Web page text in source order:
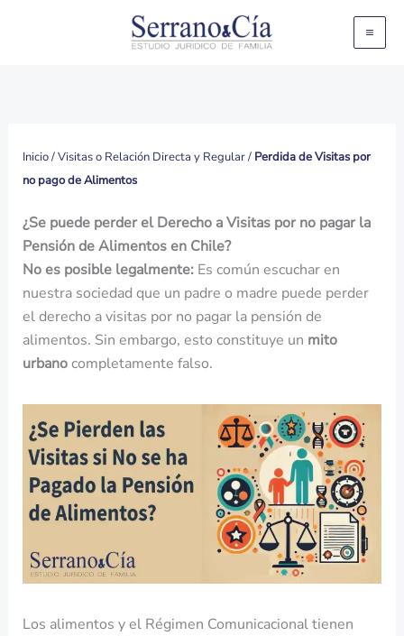
Inicio/Visitas o Relación Directa y Regular/ Perdida de Visitas por
no pago de Alimentos
¿Se puede perder el Derecho a Visitas por no pagar la
Pensión de Alimentos en Chile?
No es posible legalmente:Es común escuchar en
nuestra sociedad que un padre o madre puede perder
el derecho a visitas por no pagar la pensión de
alimentos. Sin embargo, esto constituye un mito
urbanocompletamente falso.
Los alimentos y el Régimen Comunicacional tienen